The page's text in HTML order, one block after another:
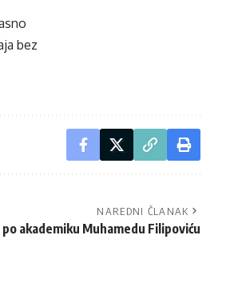
bez
NAREDNI ČLANAK
akademiku Muhamedu Filipoviću